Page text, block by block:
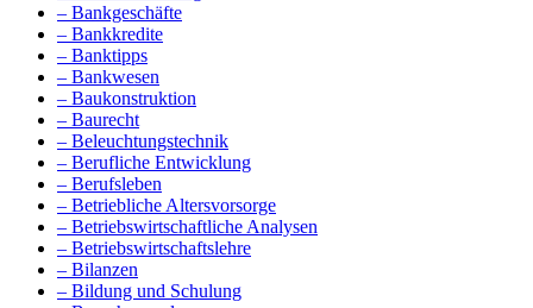
– Bankgeschäfte
– Bankkredite
– Banktipps
– Bankwesen
– Baukonstruktion
– Baurecht
– Beleuchtungstechnik
– Berufliche Entwicklung
– Berufsleben
– Betriebliche Altersvorsorge
– Betriebswirtschaftliche Analysen
– Betriebswirtschaftslehre
– Bilanzen
– Bildung und Schulung